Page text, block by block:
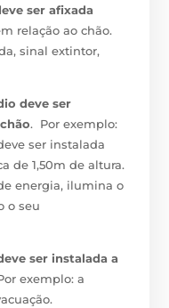
ser afixada
relação ao chão.
sinal extintor,
deve ser
. Por exemplo:
ser instalada
de 1,50m de altura.
energia, ilumina o
o seu
ser instalada a
exemplo: a